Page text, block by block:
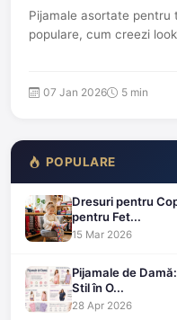
Pijamale asortate
populare, cum creezi
07 Jan 2026 5 min
POPULARE
Dresuri pentru
pentru Fet...
15 Mar 2026
Pijamale de
Stil în O...
28 Apr 2026